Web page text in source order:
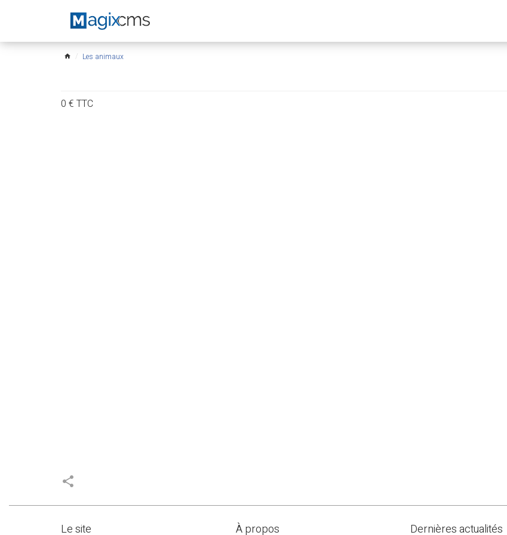
home Les animaux
0 € TTC
share
Le site À propos Dernières actualités